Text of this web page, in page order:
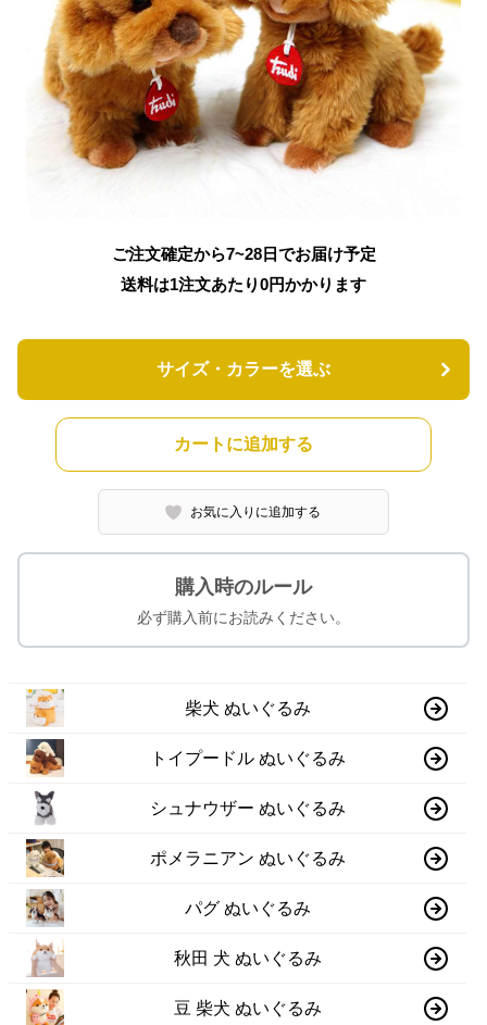
ご注文確定から7~28日でお届け予定
送料は1注文あたり0円かかります
サイズ・カラーを選ぶ
カートに追加する
お気に入りに追加する
購入時のルール
必ず購入前にお読みください。
柴犬 ぬいぐるみ
トイプードル ぬいぐるみ
シュナウザー ぬいぐるみ
ポメラニアン ぬいぐるみ
パグ ぬいぐるみ
秋田 犬 ぬいぐるみ
豆 柴犬 ぬいぐるみ